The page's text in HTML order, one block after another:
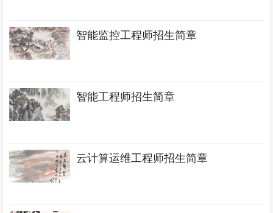
智能监控工程师招生简章
智能工程师招生简章
云计算运维工程师招生简章